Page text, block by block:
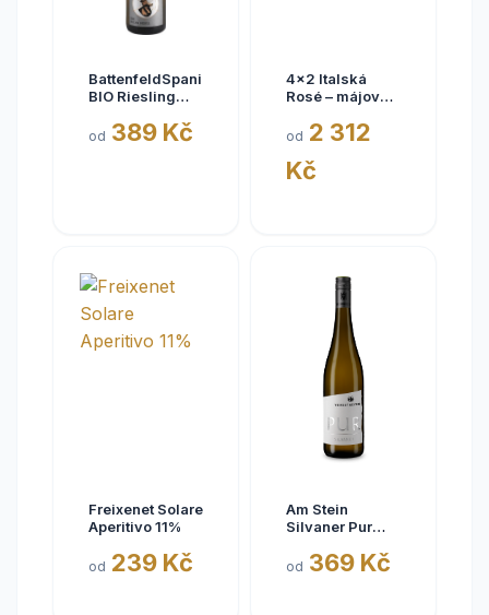
BattenfeldSpanier
BIO Riesling
2025,
od 389 Kč
4x2 Italská
Rosé – májové
od 2 312
Kč
Freixenet Solare
Aperitivo 11%
od 239 Kč
Am Stein
Silvaner Pur
od 369 Kč